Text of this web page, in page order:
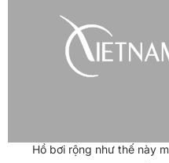
Hồ bơi rộng như thế này